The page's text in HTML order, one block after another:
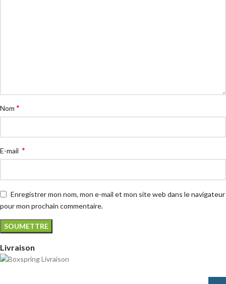
Nom *
E-mail *
Enregistrer mon nom, mon e-mail et mon site web dans le navigateur
pour mon prochain commentaire.
Livraison